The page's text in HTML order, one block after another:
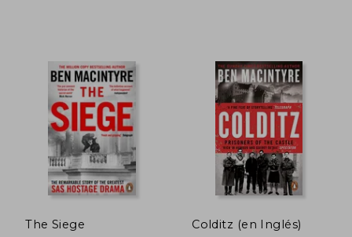
Rápido
The Siege Colditz (en Inglés)